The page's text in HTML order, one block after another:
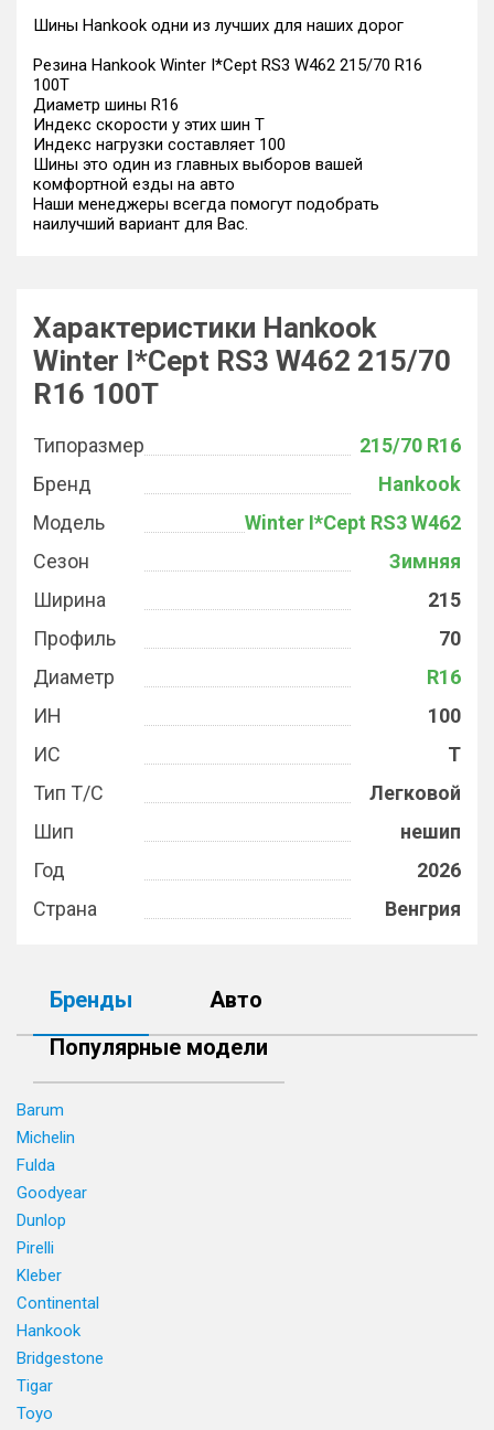
Шины Hankook одни из лучших для наших дорог
Резина Hankook Winter I*Cept RS3 W462 215/70 R16
100T
Диаметр шины R16
Индекс скорости у этих шин T
Индекс нагрузки составляет 100
Шины это один из главных выборов вашей
комфортной езды на авто
Наши менеджеры всегда помогут подобрать
наилучший вариант для Вас.
Характеристики Hankook
Winter I*Cept RS3 W462 215/70
R16 100T
Типоразмер
215/70 R16
Бренд
Hankook
Модель
Winter I*Cept RS3 W462
Сезон
Зимняя
Ширина
215
Профиль
70
Диаметр
R16
ИН
100
ИС
T
Тип Т/С
Легковой
Шип
нешип
Год
2026
Страна
Венгрия
Бренды
Авто
Популярные модели
Barum
Michelin
Fulda
Goodyear
Dunlop
Pirelli
Kleber
Continental
Hankook
Bridgestone
Tigar
Toyo